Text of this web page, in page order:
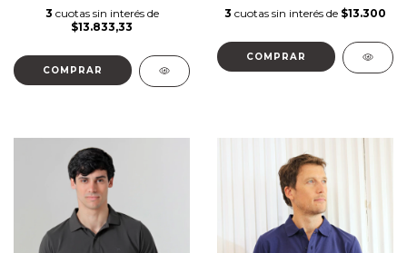
3 cuotas sin interés de
$13.833,33
COMPRAR
3 cuotas sin interés de $13.300
COMPRAR